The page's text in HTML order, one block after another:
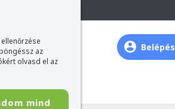
az
olvasd el az
mind
Belépés